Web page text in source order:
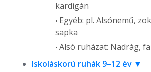
kardigán
Egyéb: pl. Alsónemű,
sapka
Alsó ruházat: Nadrág,
Iskoláskorú ruhák 9–12 év